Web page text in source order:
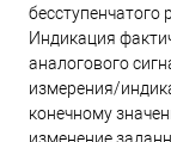
бесступенчатого
Индикация
аналогового
измерения/
конечному